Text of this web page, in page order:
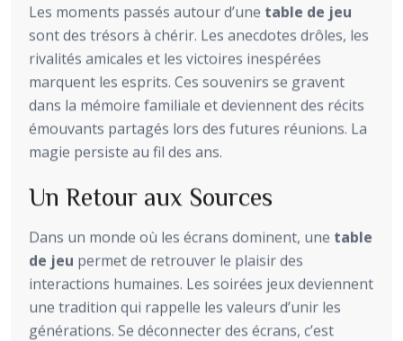
Les moments passés autour d’une table de jeu
sont des trésors à chérir. Les anecdotes drôles, les
rivalités amicales et les victoires inespérées
marquent les esprits. Ces souvenirs se gravent
dans la mémoire familiale et deviennent des récits
émouvants partagés lors des futures réunions. La
magie persiste au fil des ans.
Un Retour aux Sources
Dans un monde où les écrans dominent, une table
de jeu permet de retrouver le plaisir des
interactions humaines. Les soirées jeux deviennent
une tradition qui rappelle les valeurs d’unir les
générations. Se déconnecter des écrans, c’est